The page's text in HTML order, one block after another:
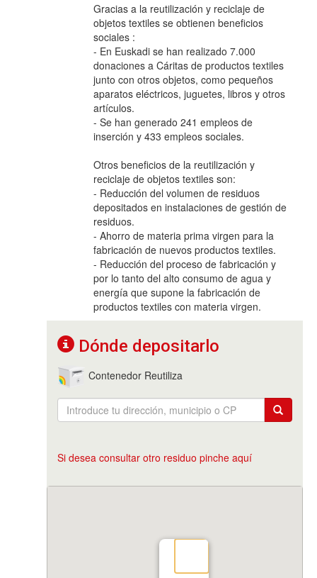
Gracias a la reutilización y reciclaje de
objetos textiles se obtienen beneficios
sociales :
- En Euskadi se han realizado 7.000
donaciones a Cáritas de productos textiles
junto con otros objetos, como pequeños
aparatos eléctricos, juguetes, libros y otros
artículos.
- Se han generado 241 empleos de
inserción y 433 empleos sociales.
Otros beneficios de la reutilización y
reciclaje de objetos textiles son:
- Reducción del volumen de residuos
depositados en instalaciones de gestión de
residuos.
- Ahorro de materia prima virgen para la
fabricación de nuevos productos textiles.
- Reducción del proceso de fabricación y
por lo tanto del alto consumo de agua y
energía que supone la fabricación de
productos textiles con materia virgen.
Dónde depositarlo
Contenedor Reutiliza
Si desea consultar otro residuo pinche aquí